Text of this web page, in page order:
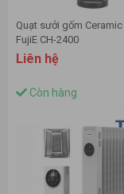
Quạt sưởi gốm
FujiE CH-2400
Liên hệ
Còn hàng